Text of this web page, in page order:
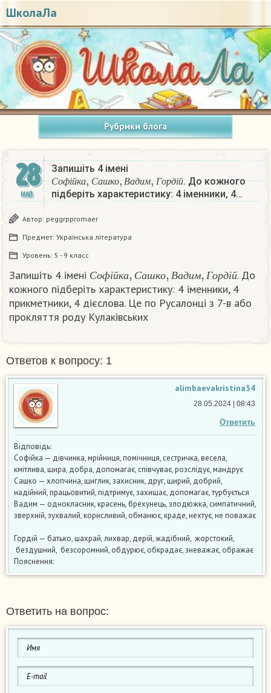
ШколаЛа
Рубрики блога
28
МАЙ
Запишіть 4 імені
С о ф ій ка С а ш ко В а д им Г о р д ій
Софійка Сашко о рд
. До кожного
підберіть характеристику: 4 іменники, 4…
Автор: peggrppromaer
Предмет: Українська література
Уровень: 5 - 9 класс
Запишіть 4 імені С о ф і й ка Са шк о Ва д им Г ор д і й . До
кожного підберіть характеристику: 4 іменники, 4
прикметники, 4 дієслова. Це по Русалонці з 7-в або
прокляття роду Кулаківських
Ответов к вопросу: 1
alimbaevakristina34
Ответить
28.05.2024 | 08:43
Відповідь:
Софійка — дівчинка, мрійниця, помічниця, сестричка, весела,
кмітлива, щира, добра, допомагає, співчуває, розслідує, мандрує
Сашко — хлопчина, щиглик, захисник, друг, щирий, добрий,
надійний, працьовитий, підтримує, захищає, допомагає, турбується
Вадим — однокласник, красень, брехунець, злодюжка, симпатичний,
зверхній, зухвалий, корисливий, обманює, краде, нехтує, не поважає
Гордій — батько, шахрай, лихвар, дерій, жадібний, жорстокий,
бездушний, безсоромний, обдурює, обкрадає, зневажає, ображає
Пояснення:
Ответить на вопрос: